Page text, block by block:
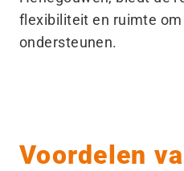
flexibiliteit en ruimte
ondersteunen.
Voordelen